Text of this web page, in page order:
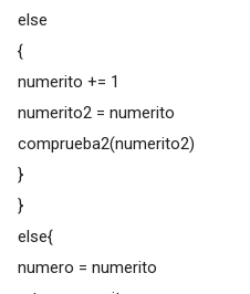
else
{
numerito += 1
numerito2 = numerito
comprueba2(numerito2)
}
}
else{
numero = numerito